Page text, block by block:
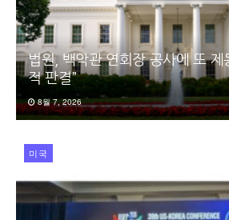
법원, 백악관 연회장 공사에 또 제
적 판결”
8월 7, 2026
미국